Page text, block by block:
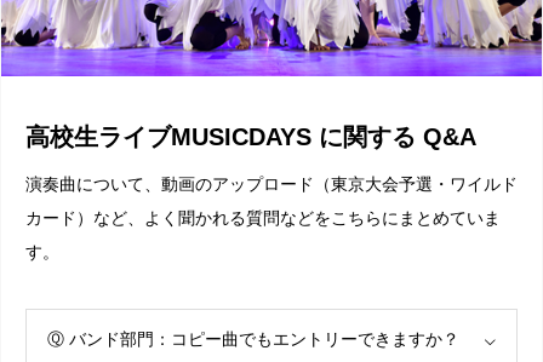
高校生ライブMUSICDAYS に関する Q&A
演奏曲について、動画のアップロード（東京大会予選・ワイルド
カード）など、よく聞かれる質問などをこちらにまとめていま
す。
Ⓠ バンド部門：コピー曲でもエントリーできますか？